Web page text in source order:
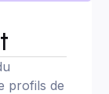
profils de